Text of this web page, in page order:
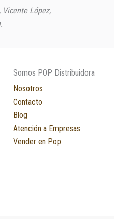
Vicente López,
Somos POP Distribuidora
Nosotros
Contacto
Blog
Atención a Empresas
Vender en Pop